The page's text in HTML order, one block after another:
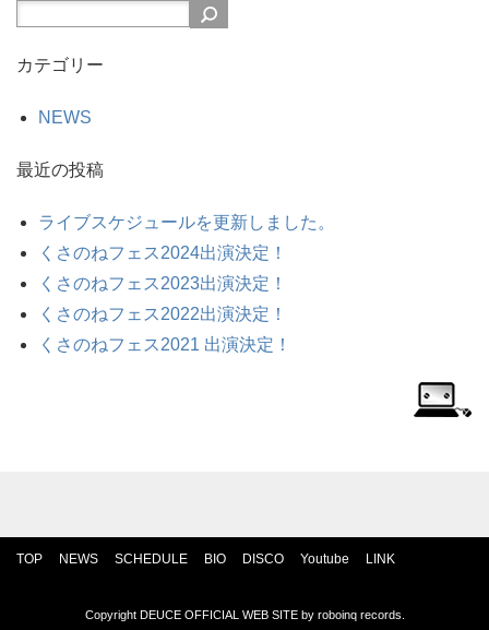
カテゴリー
NEWS
最近の投稿
ライブスケジュールを更新しました。
くさのねフェス2024出演決定！
くさのねフェス2023出演決定！
くさのねフェス2022出演決定！
くさのねフェス2021 出演決定！
TOP NEWS SCHEDULE BIO DISCO Youtube LINK
Copyright DEUCE OFFICIAL WEB SITE by roboinq records